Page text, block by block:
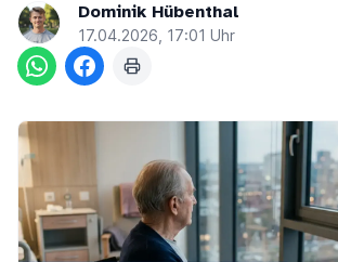
Dominik Hübenthal
17.04.2026, 17:01 Uhr